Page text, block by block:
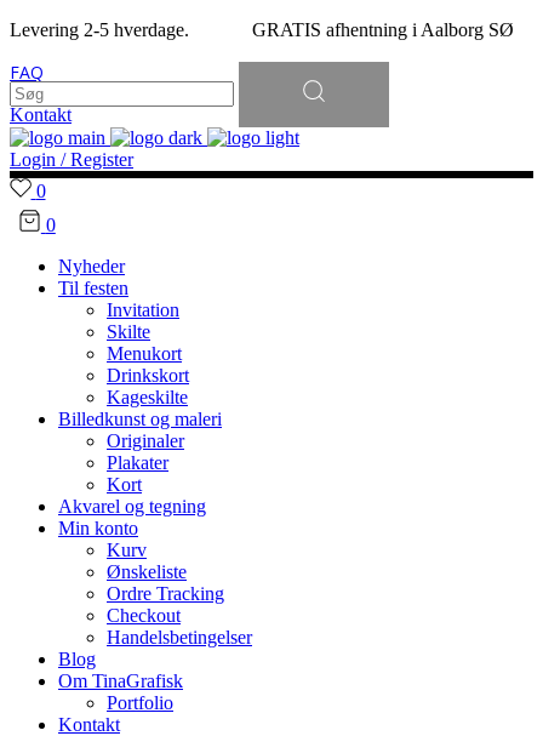
Levering 2-5 hverdage. GRATIS afhentning i Aalborg SØ
FAQ
Kontakt
Søg
efter:
Login / Register
0
0
Nyheder
Til festen
Invitation
Skilte
Menukort
Drinkskort
Kageskilte
Billedkunst og maleri
Originaler
Plakater
Kort
Akvarel og tegning
Min konto
Kurv
Ønskeliste
Ordre Tracking
Checkout
Handelsbetingelser
Blog
Om TinaGrafisk
Portfolio
Kontakt